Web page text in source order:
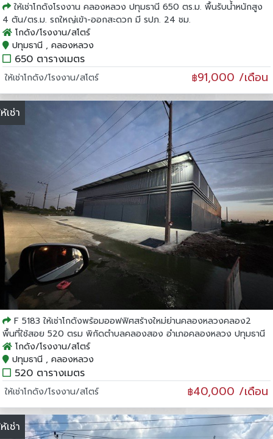
ให้เช่าโกดังโรงงาน คลองหลวง ปทุมธานี 650 ตร.ม. พื้นรับน้ำหนักสูง
4 ตัน/ตร.ม. รถใหญ่เข้า-ออกสะดวก มี รปภ. 24 ชม.
โกดัง/โรงงาน/สโตร์
ปทุมธานี , คลองหลวง
650 ตารางเมตร
ให้เช่าโกดัง/โรงงาน/สโตร์ ฿91,000 /เดือน
เช่า
F 5183 ให้เช่าโกดังพร้อมออฟฟิศสร้างใหม่ย่านคลองหลวงคลอง2
พื้นที่ใช้สอย 520 ตรม พิกัดตำบลคลองสอง อำเภอคลองหลวง ปทุมธานี
โกดัง/โรงงาน/สโตร์
ปทุมธานี , คลองหลวง
520 ตารางเมตร
ให้เช่าโกดัง/โรงงาน/สโตร์ ฿40,000 /เดือน
เช่า